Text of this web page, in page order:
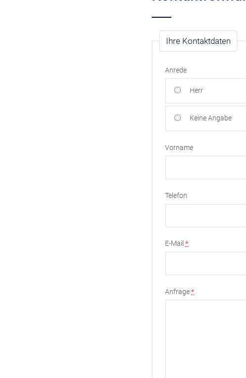
Ihre Kontaktdaten
Anrede
Herr
Keine Angabe
Vorname
Telefon
E-Mail*
Anfrage*